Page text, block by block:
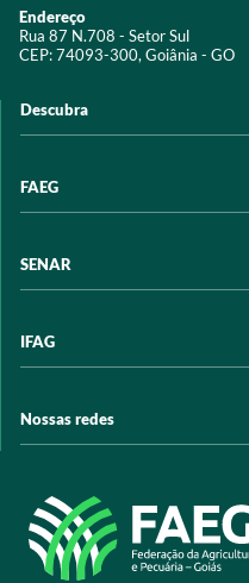
Endereço
Rua 87 N.708 - Setor Sul
CEP: 74093-300, Goiânia - GO
Descubra
Acervo digital
Programas e Serviços
Trabalhe conosco
FAEG
Transparência
SENAR
Transparência
Arrecadação
IFAG
Programas e Serviços
Acesso à Informação
Nossas redes
@sistemafaeg
/SistemaFaeg